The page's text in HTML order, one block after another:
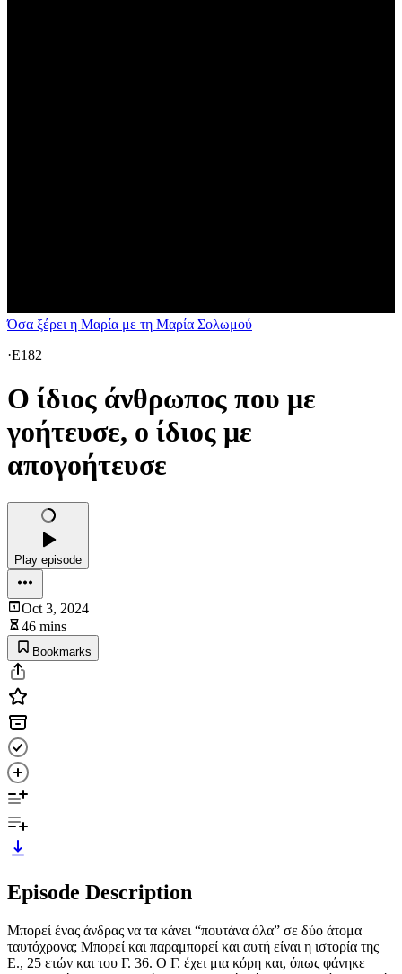
Όσα ξέρει η Μαρία με τη Μαρία Σολωμού
·E182
Ο ίδιος άνθρωπος που με
γοήτευσε, ο ίδιος με
απογοήτευσε
Play episode
Oct 3, 2024
46 mins
Bookmarks
Episode Description
Μπορεί ένας άνδρας να τα κάνει “πουτάνα όλα” σε δύο άτομα
ταυτόχρονα; Μπορεί και παραμπορεί και αυτή είναι η ιστορία της
Ε., 25 ετών και του Γ. 36. Ο Γ. έχει μια κόρη και, όπως φάνηκε